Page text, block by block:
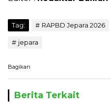
Tag: RAPBD Jepara 2026
jepara
Bagikan
Berita Terkait